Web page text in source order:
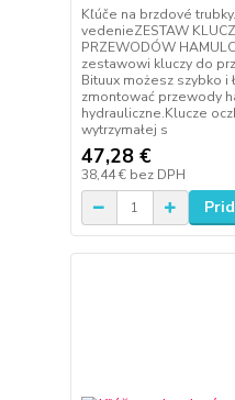
Kľúče na brzdové
vedenieZESTAW
PRZEWODÓW
zestawowi kluczy do
Bituux możesz szybko
zmontować przewody
hydrauliczne.Klucze
wytrzymałej s
47,28 €
38,44 € bez DPH